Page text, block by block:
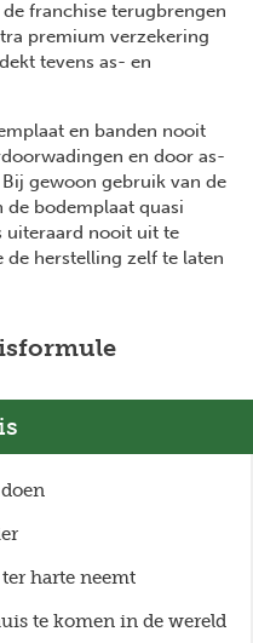
franchise terugbrengen
premium verzekering
tevens as- en
en banden nooit
en door as-
gewoon gebruik van de
de bodemplaat quasi
uiteraard nooit uit te
herstelling zelf te laten
harte neemt
te komen in de wereld